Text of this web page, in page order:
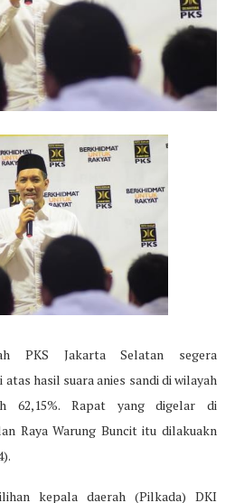
PKS Jakarta Selatan segera
hasil suara anies sandi di wilayah
62,15%. Rapat yang digelar di
Raya Warung Buncit itu dilakuakn
kepala daerah (Pilkada) DKI